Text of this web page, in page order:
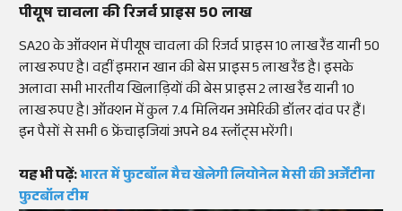
पीयूषचावलाकी रिजर्वप्राइस50 लाख
SA20केऑक्शनमें पीयूषचावलाकी रिजर्वप्राइस10 लाखरैंडयानी 50
लाख रुपए है। वहींइमरानखान कीबेसप्राइस5 लाखरैंडहै। इसके
अलावा सभी भारतीय खिलाड़ियों कीबेसप्राइस2 लाखरैंडयानी 10
लाख रुपए है।ऑक्शनमें कुल 7.4 मिलियन अमेरिकी डॉलर दांव पर हैं।
इन पैसों से सभी 6फ्रेंचाइजियांअपने 84स्लॉट्सभरेंगी।
यह भी पढ़ें:भारत में फुटबॉल मैच खेलेगी लियोनेल मेसी की अर्जेंटीना
फुटबॉल टीम